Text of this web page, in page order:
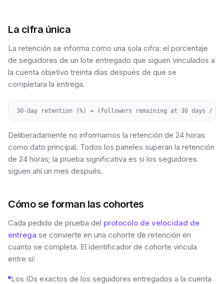
La cifra única
La retención se informa como una sola cifra: el porcentaje
de seguidores de un lote entregado que siguen vinculados a
la cuenta objetivo treinta días después de que se
completara la entrega.
30-day retention (%) = (followers remaining at 30 days /
Deliberadamente no informamos la retención de 24 horas
como dato principal. Todos los paneles superan la retención
de 24 horas; la prueba significativa es si los seguidores
siguen ahí un mes después.
Cómo se forman las cohortes
Cada pedido de prueba del protocolo de velocidad de
entrega se convierte en una cohorte de retención en
cuanto se completa. El identificador de cohorte vincula
entre sí:
Los IDs exactos de los seguidores entregados a la cuenta